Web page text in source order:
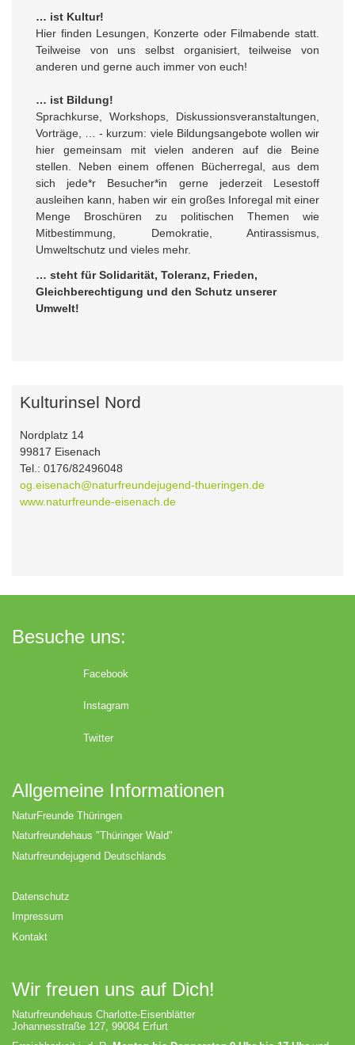
… ist Kultur!
Hier finden Lesungen, Konzerte oder Filmabende statt.
Teilweise von uns selbst organisiert, teilweise von
anderen und gerne auch immer von euch!
… ist Bildung!
Sprachkurse, Workshops, Diskussionsveranstaltungen,
Vorträge, … - kurzum: viele Bildungsangebote wollen wir
hier gemeinsam mit vielen anderen auf die Beine
stellen. Neben einem offenen Bücherregal, aus dem
sich jede*r Besucher*in gerne jederzeit Lesestoff
ausleihen kann, haben wir ein großes Inforegal mit einer
Menge Broschüren zu politischen Themen wie
Mitbestimmung, Demokratie, Antirassismus,
Umweltschutz und vieles mehr.
… steht für Solidarität, Toleranz, Frieden,
Gleichberechtigung und den Schutz unserer
Umwelt!
Kulturinsel Nord
Nordplatz 14
99817 Eisenach
Tel.: 0176/82496048
og.eisenach@naturfreundejugend-thueringen.de
www.naturfreunde-eisenach.de
Besuche uns:
Facebook
Instagram
Twitter
Allgemeine Informationen
NaturFreunde Thüringen
Naturfreundehaus "Thüringer Wald"
Naturfreundejugend Deutschlands
Datenschutz
Impressum
Kontakt
Wir freuen uns auf Dich!
Naturfreundehaus Charlotte-Eisenblätter
Johannesstraße 127, 99084 Erfurt